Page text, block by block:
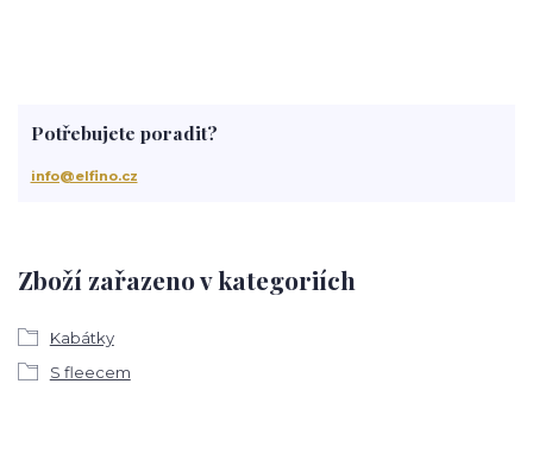
Zboží zařazeno v kategoriích
Kabátky
S fleecem
Potřebujete poradit?
info@elfino.cz